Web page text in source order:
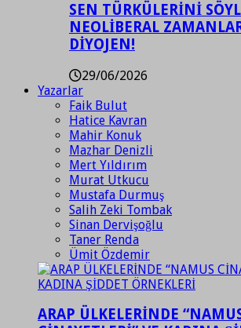
SEN TÜRKÜLERİNİ
NEOLİBERAL
DİYOJEN!
29/06/2026
Yazarlar
Faik Bulut
Hatice Kavran
Mahir Konuk
Mazhar Denizli
Mert Yıldırım
Murat Utkucu
Mustafa Durmuş
Salih Zeki Tombak
Sinan Dervişoğlu
Taner Renda
Ümit Özdemir
ARAP ÜLKELERİNDE